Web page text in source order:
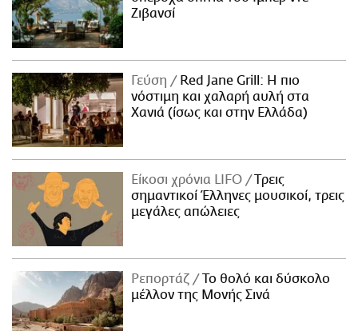
Ζιβανσί
Γεύση
Red Jane Grill: Η πιο
νόστιμη και χαλαρή αυλή στα
Χανιά (ίσως και στην Ελλάδα)
Είκοσι χρόνια LIFO
Tρεις
σημαντικοί Έλληνες μουσικοί, τρεις
μεγάλες απώλειες
Ρεπορτάζ
Το θολό και δύσκολο
μέλλον της Μονής Σινά